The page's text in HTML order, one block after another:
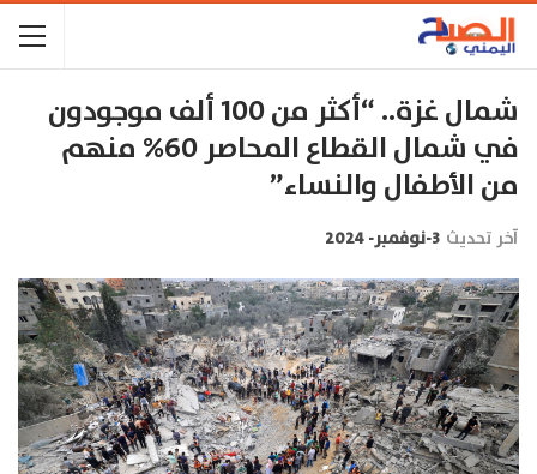
شمال غزة.. “أكثر من 100 ألف موجودون
في شمال القطاع المحاصر 60% منهم
من الأطفال والنساء”
آخر تحديث 3-نوفمبر- 2024